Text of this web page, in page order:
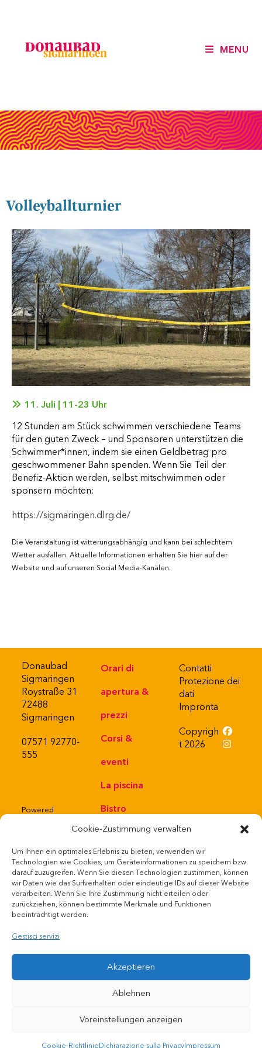
Cookie-Zustimmung verwalten
Um Ihnen ein optimales Erlebnis zu bieten, verwenden wir
Technologien wie Cookies, um Geräteinformationen zu speichern bzw.
darauf zuzugreifen. Wenn Sie diesen Technologien zustimmen, können
wir Daten wie das Surfverhalten oder eindeutige IDs auf dieser Website
verarbeiten. Wenn Sie Ihre Zustimmung nicht erteilen oder
zurückziehen, können bestimmte Merkmale und Funktionen
beeinträchtigt werden.
Gestisci servizi
Akzeptieren
Ablehnen
Voreinstellungen anzeigen
MENU
Volleyballturnier
11. Juli | 11-23 Uhr
12 Stunden am Stück schwimmen verschiedene Teams
für den guten Zweck – und Sponsoren unterstützen die
Schwimmer*innen, indem sie einen Geldbetrag pro
geschwommener Bahn spenden. Wenn Sie Teil der
Benefiz-Aktion werden, selbst mitschwimmen oder
sponsern möchten:
https://sigmaringen.dlrg.de/
Die Veranstaltung ist witterungsabhängig und kann bei schlechtem
Wetter ausfallen. Aktuelle Informationen erhalten Sie hier auf der
Website und auf unseren Social Media-Kanälen.
Donaubad
Sigmaringen
Roystraße 31
72488
Sigmaringen
07571 92770-
555
Powered
Orari di
apertura &
prezzi
Corsi &
eventi
La piscina
Bistro
Negozio web
Regole della
casa e della
balneazione
lavoro
Contatti
Protezione dei
dati
Impronta
Copyrigh
t 2026